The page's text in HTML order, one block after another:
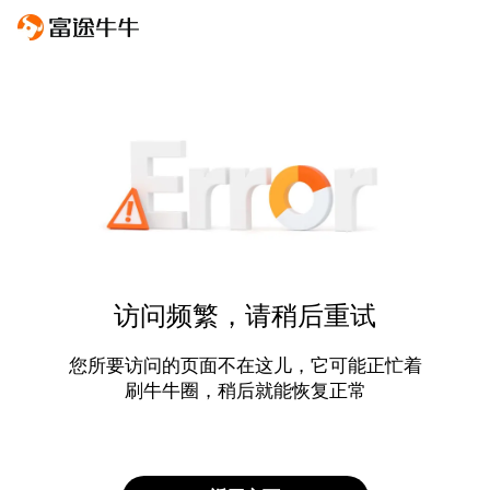
访问频繁，请稍后重试
您所要访问的页面不在这儿，它可能正忙着
刷牛牛圈，稍后就能恢复正常